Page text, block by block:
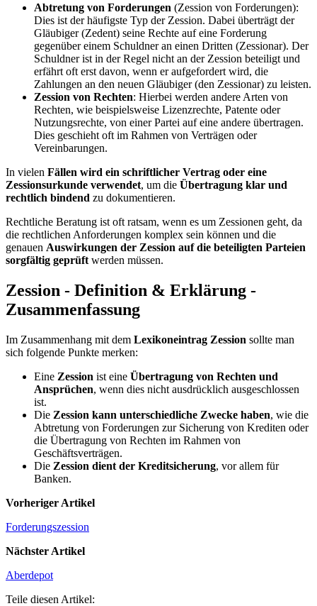
Abtretung von Forderungen (Zession von Forderungen):
Dies ist der häufigste Typ der Zession. Dabei überträgt der
Gläubiger (Zedent) seine Rechte auf eine Forderung
gegenüber einem Schuldner an einen Dritten (Zessionar). Der
Schuldner ist in der Regel nicht an der Zession beteiligt und
erfährt oft erst davon, wenn er aufgefordert wird, die
Zahlungen an den neuen Gläubiger (den Zessionar) zu leisten.
Zession von Rechten: Hierbei werden andere Arten von
Rechten, wie beispielsweise Lizenzrechte, Patente oder
Nutzungsrechte, von einer Partei auf eine andere übertragen.
Dies geschieht oft im Rahmen von Verträgen oder
Vereinbarungen.
In vielen Fällen wird ein schriftlicher Vertrag oder eine
Zessionsurkunde verwendet, um die Übertragung klar und
rechtlich bindend zu dokumentieren.
Rechtliche Beratung ist oft ratsam, wenn es um Zessionen geht, da
die rechtlichen Anforderungen komplex sein können und die
genauen Auswirkungen der Zession auf die beteiligten Parteien
sorgfältig geprüft werden müssen.
Zession - Definition & Erklärung -
Zusammenfassung
Im Zusammenhang mit dem Lexikoneintrag Zession sollte man
sich folgende Punkte merken:
Eine Zession ist eine Übertragung von Rechten und
Ansprüchen, wenn dies nicht ausdrücklich ausgeschlossen
ist.
Die Zession kann unterschiedliche Zwecke haben, wie die
Abtretung von Forderungen zur Sicherung von Krediten oder
die Übertragung von Rechten im Rahmen von
Geschäftsverträgen.
Die Zession dient der Kreditsicherung, vor allem für
Banken.
Vorheriger Artikel
Forderungszession
Nächster Artikel
Aberdepot
Teile diesen Artikel: